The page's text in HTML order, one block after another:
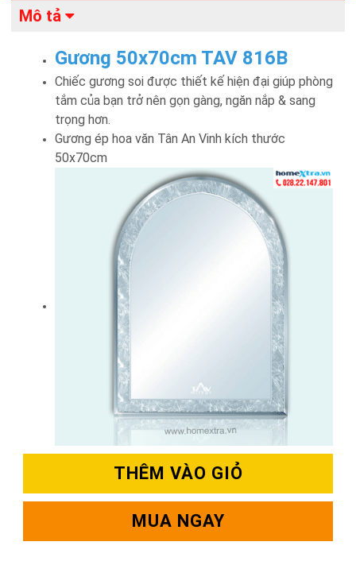
Mô tả
Gương 50x70cm TAV 816B
Chiếc gương soi được thiết kế hiện đại giúp phòng
tắm của bạn trở nên gọn gàng, ngăn nắp & sang
trọng hơn.
Gương ép hoa văn Tân An Vinh kích thước
50x70cm
THÊM VÀO GIỎ
MUA NGAY